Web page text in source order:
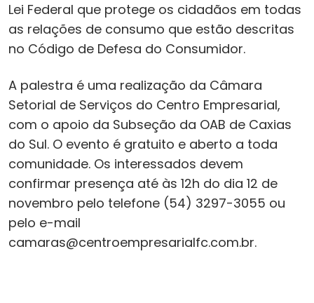
Lei Federal que protege os cidadãos em todas
as relações de consumo que estão descritas
no Código de Defesa do Consumidor.
A palestra é uma realização da Câmara
Setorial de Serviços do Centro Empresarial,
com o apoio da Subseção da OAB de Caxias
do Sul. O evento é gratuito e aberto a toda
comunidade. Os interessados devem
confirmar presença até às 12h do dia 12 de
novembro pelo telefone (54) 3297-3055 ou
pelo e-mail
camaras@centroempresarialfc.com.br.